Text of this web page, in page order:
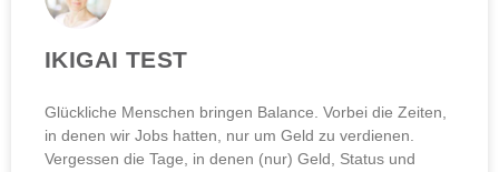
IKIGAI TEST
Glückliche Menschen bringen Balance. Vorbei die Zeiten,
in denen wir Jobs hatten, nur um Geld zu verdienen.
Vergessen die Tage, in denen (nur) Geld, Status und